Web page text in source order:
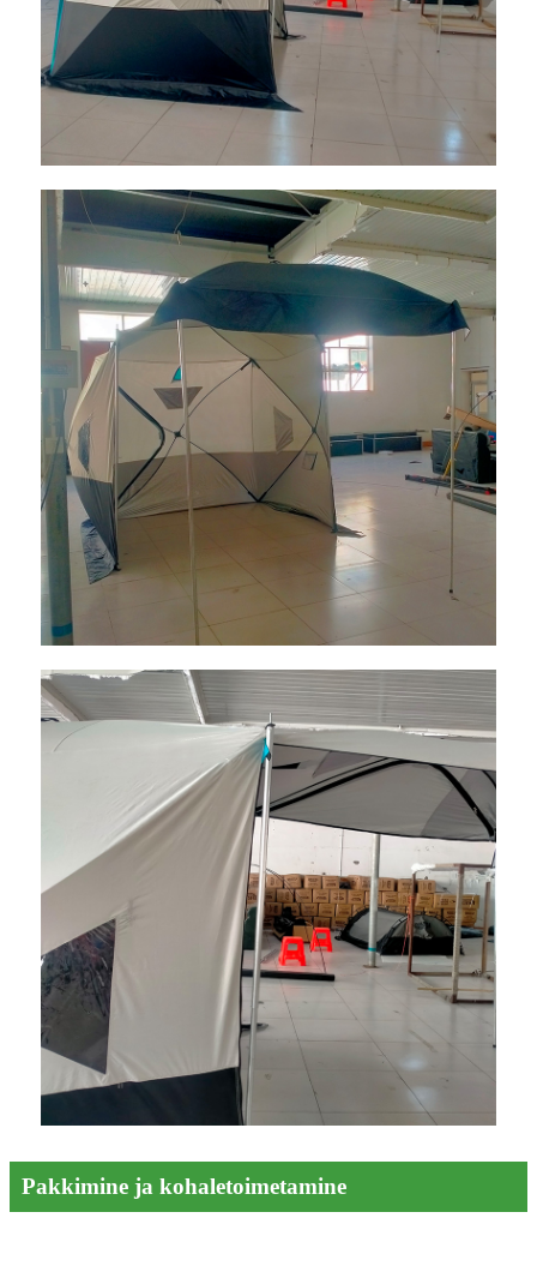
Pakkimine ja kohaletoimetamine